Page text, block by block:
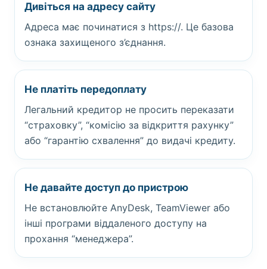
Дивіться на адресу сайту
Адреса має починатися з https://. Це базова
ознака захищеного з’єднання.
Не платіть передоплату
Легальний кредитор не просить переказати
“страховку”, “комісію за відкриття рахунку”
або “гарантію схвалення” до видачі кредиту.
Не давайте доступ до пристрою
Не встановлюйте AnyDesk, TeamViewer або
інші програми віддаленого доступу на
прохання “менеджера”.